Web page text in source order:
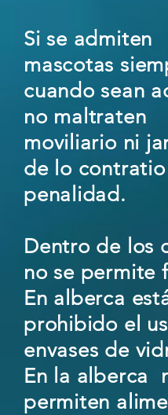
Si se admiten
mascotas
cuando sean
no maltraten
moviliario ni
de lo
penalidad.
Dentro de los
no se permite
En alberca
prohibido el
envases de
En la alberca
permiten